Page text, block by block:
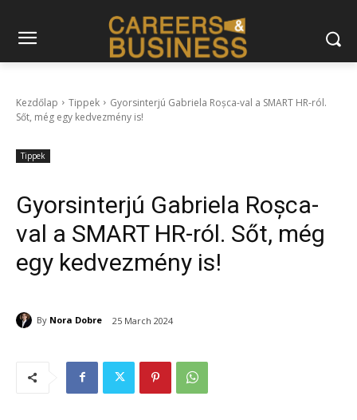
Kezdőlap Tippek
Gyorsinterjú Gabriela Roșca-val a SMART HR-ról.
Sőt, még egy kedvezmény is!
Tippek
Gyorsinterjú Gabriela Roșca-
val a SMART HR-ról. Sőt, még
egy kedvezmény is!
By Nora Dobre 25 March 2024